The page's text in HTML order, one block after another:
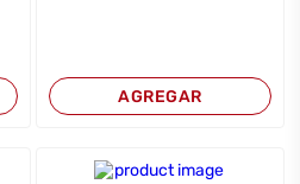
AGREGAR